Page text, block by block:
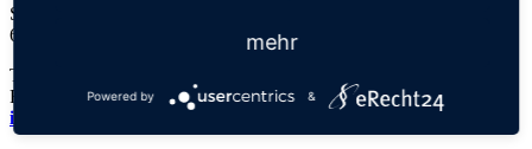
Steinhofweg 95
69123 Heidelberg
Tel.: 06221 73922-0
Fax: 06221 73922-11
info@thadden-grundschule.de
mehr
Powered by &